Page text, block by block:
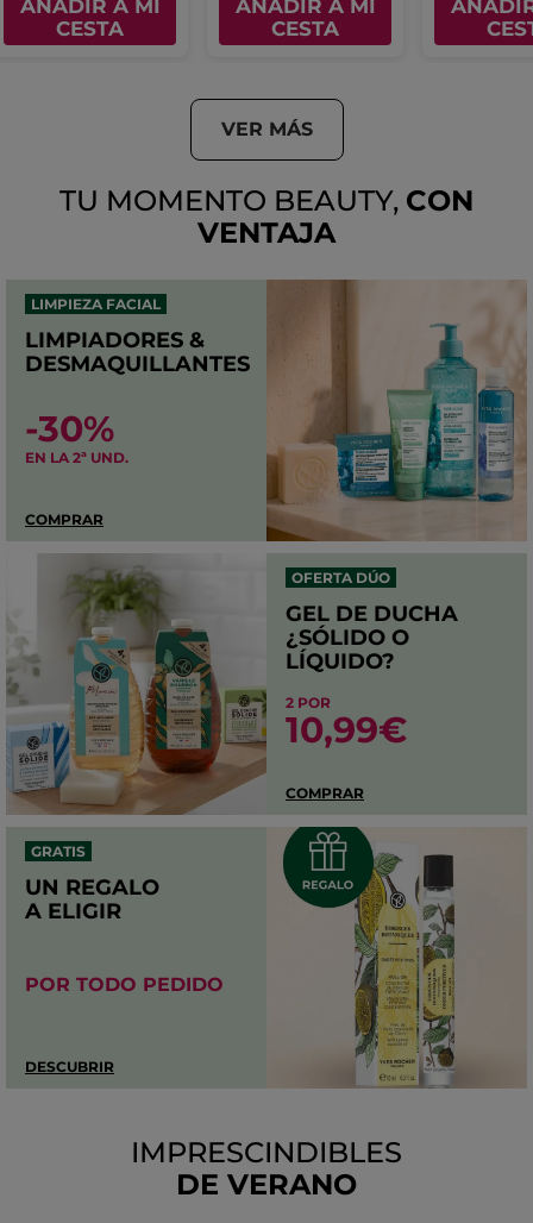
AÑADIR A MI
CESTA
AÑADIR A MI
CESTA
VER MÁS
TU MOMENTO BEAUTY, CON
VENTAJA
LIMPIEZA FACIAL
LIMPIADORES &
DESMAQUILLANTES
-30%
EN LA 2ª UND.
COMPRAR
OFERTA DÚO
GEL DE DUCHA
¿SÓLIDO O
LÍQUIDO?
2 POR
10,99€
COMPRAR
GRATIS
UN REGALO
A ELIGIR
POR TODO PEDIDO​
DESCUBRIR
IMPRESCINDIBLES
DE VERANO